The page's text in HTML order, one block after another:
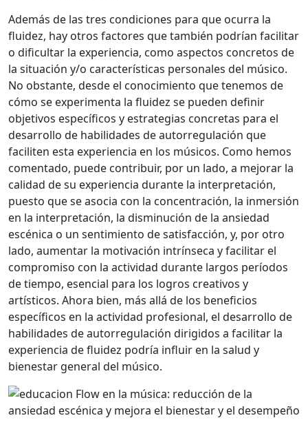
Además de las tres condiciones para que ocurra la
fluidez, hay otros factores que también podrían facilitar
o dificultar la experiencia, como aspectos concretos de
la situación y/o características personales del músico.
No obstante, desde el conocimiento que tenemos de
cómo se experimenta la fluidez se pueden definir
objetivos específicos y estrategias concretas para el
desarrollo de habilidades de autorregulación que
faciliten esta experiencia en los músicos. Como hemos
comentado, puede contribuir, por un lado, a mejorar la
calidad de su experiencia durante la interpretación,
puesto que se asocia con la concentración, la inmersión
en la interpretación, la disminución de la ansiedad
escénica o un sentimiento de satisfacción, y, por otro
lado, aumentar la motivación intrínseca y facilitar el
compromiso con la actividad durante largos períodos
de tiempo, esencial para los logros creativos y
artísticos. Ahora bien, más allá de los beneficios
específicos en la actividad profesional, el desarrollo de
habilidades de autorregulación dirigidos a facilitar la
experiencia de fluidez podría influir en la salud y
bienestar general del músico.